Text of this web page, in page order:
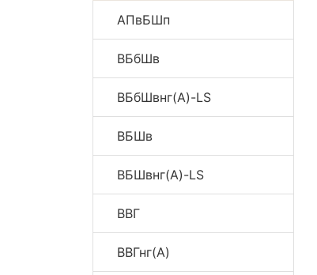
АПвБШп
ВБбШв
ВБбШвнг(A)-LS
ВБШв
ВБШвнг(A)-LS
ВВГ
ВВГнг(A)